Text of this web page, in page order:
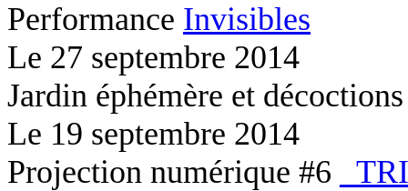
Performance Invisibles
Le 27 septembre 2014
Jardin éphémère et
Le 19 septembre 2014
Projection numérique #6